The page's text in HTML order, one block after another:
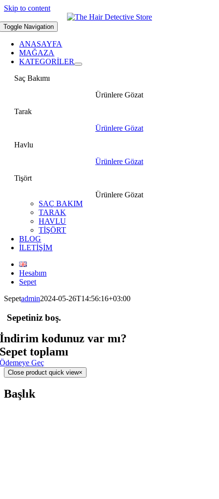
Skip to content
Toggle Navigation
ANASAYFA
MAĞAZA
KATEGORİLER
Saç Bakımı
Ürünlere Gözat
Tarak
Ürünlere Gözat
Havlu
Ürünlere Gözat
Tişört
Ürünlere Gözat
SAÇ BAKIM
TARAK
HAVLU
TİŞÖRT
BLOG
İLETİŞİM
Hesabım
Sepet
Sepetadmin2024-05-26T14:56:16+03:00
Sepetiniz boş.
İndirim kodunuz var mı?
Sepet toplamı
Ödemeye Geç
Close product quick view×
Başlık